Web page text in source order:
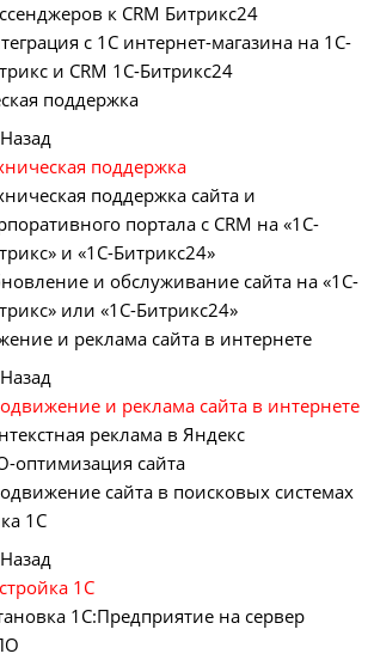
к CRM Битрикс24
с 1С интернет-магазина на 1С-
и CRM 1С-Битрикс24
поддержка
Назад
поддержка
поддержка сайта и
портала с CRM на «1С-
и «1С-Битрикс24»
и обслуживание сайта на «1С-
или «1С-Битрикс24»
и реклама сайта в интернете
Назад
и реклама сайта в интернете
реклама в Яндекс
оптимизация сайта
сайта в поисковых системах
1С
Назад
1С
1С:Предприятие на сервер